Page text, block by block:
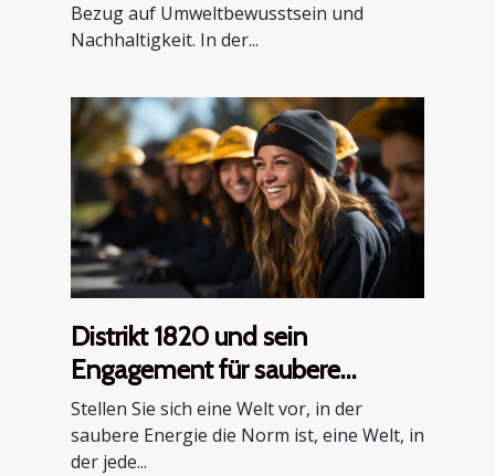
Bezug auf Umweltbewusstsein und
Nachhaltigkeit. In der...
Distrikt 1820 und sein
Engagement für saubere
Energieprojekte
Stellen Sie sich eine Welt vor, in der
saubere Energie die Norm ist, eine Welt, in
der jede...